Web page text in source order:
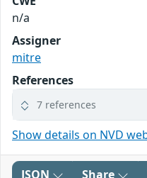
n/a
Assigner
mitre
References
7 references
Show details on NVD
JSON Share